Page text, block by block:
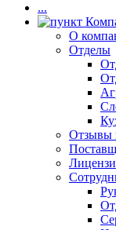
...
О
Отделы
Отзывы